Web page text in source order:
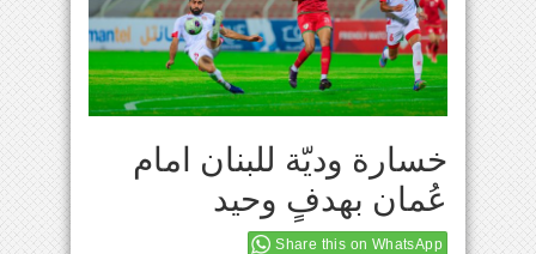
خسارة وديّة للبنان امام
عُمان بهدفٍ وحيد
Share this on WhatsApp